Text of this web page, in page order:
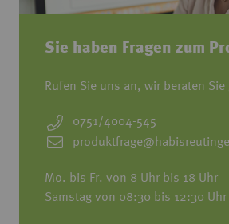
Sie haben Fragen zum
Rufen Sie uns an, wir beraten Sie
0751/4004-545
Mo. bis Fr. von 8 Uhr bis 18 Uhr
Samstag von 08:30 bis 12:30 Uhr